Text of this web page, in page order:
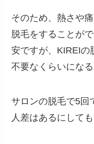
そのため、熱さや
脱毛をすることが
安ですが、KIREIの
不要なくらいにな
サロンの脱毛で5回
人差はあるにして